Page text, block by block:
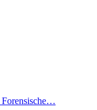
Forensische…